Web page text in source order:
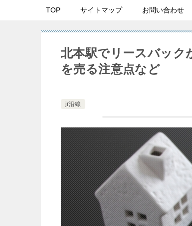
TOP サイトマップ お問い合わせ
北本駅でリースバック
を売る注意点など
jr沿線